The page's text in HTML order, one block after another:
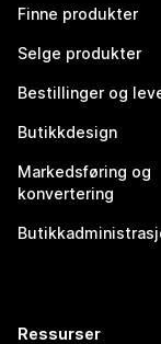
Finne produkter
Selge produkter
Bestillinger og
Butikkdesign
Markedsføring og
konvertering
Ressurser